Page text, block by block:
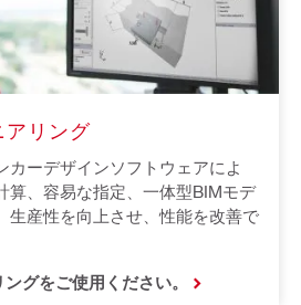
アリング
カーデザインソフトウェアによ
算、容易な指定、一体型BIMモデ
生産性を向上させ、性能を改善で
グをご使用ください。